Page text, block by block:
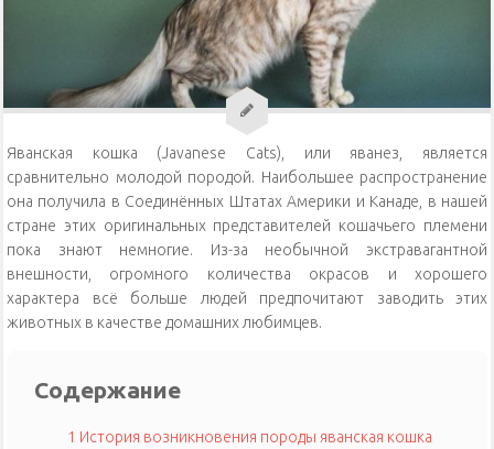
Уход за кошками
Уход за собаками
Физиология кошек
Яванская кошка (Javanese Cats), или яванез, является
сравнительно молодой породой. Наибольшее распространение
она получила в Соединённых Штатах Америки и Канаде, в нашей
стране этих оригинальных представителей кошачьего племени
пока знают немногие. Из-за необычной экстравагантной
внешности, огромного количества окрасов и хорошего
характера всё больше людей предпочитают заводить этих
животных в качестве домашних любимцев.
Содержание
1 История возникновения породы яванская кошка